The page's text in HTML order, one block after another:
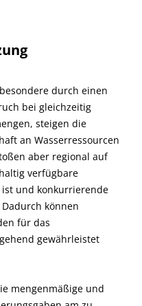
durch einen
bei gleichzeitig
steigen die
an Wasserressourcen
aber regional auf
verfügbare
ist und konkurrierende
können
für das
gewährleistet
mengenmäßige und